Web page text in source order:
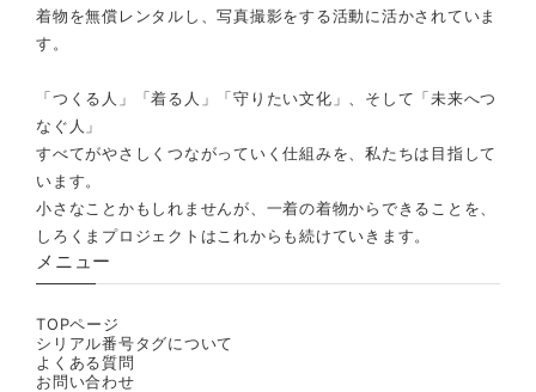
着物を無償レンタルし、写真撮影をする活動に活かされていま
す。
「つくる人」「着る人」「守りたい文化」、そして「未来へつ
なぐ人」
すべてがやさしくつながっていく仕組みを、私たちは目指して
います。
小さなことかもしれませんが、一着の着物からできることを、
しろくまプロジェクトはこれからも続けていきます。
メニュー
TOPページ
シリアル番号タグについて
よくある質問
お問い合わせ